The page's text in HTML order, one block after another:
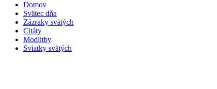
Domov
Svätec dňa
Zázraky svätých
Citáty
Modlitby
Sviatky svätých